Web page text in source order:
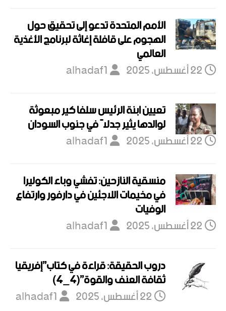
الأمم المتحدة تدعو إلى تحقيق حول
الهجوم على قافلة إغاثة لبرنامج الأغذية
العالمي
22 أغسطس، 2025
alhadaf1
تعيين ابنة الرئيس سلفا كير مبعوثة
لوالدها يثير جدلاً في جنوب السودان
22 أغسطس، 2025
alhadaf1
منسقية النازحين: تفشي وباء الكوليرا
في مخيمات اللاجئين في دارفور وارتفاع
الوفيات
22 أغسطس، 2025
alhadaf1
دروب الحقيقة: قراءة في كتاب”إفريقيا
ثقافة العنف والقوة”(4_4)
22 أغسطس، 2025
alhadaf1